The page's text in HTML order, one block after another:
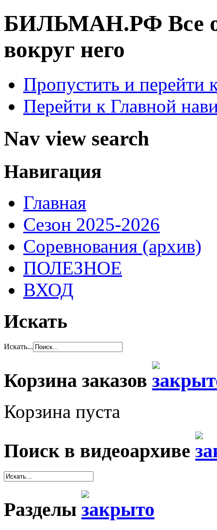
БИЛЬМАН.РФ Все
вокруг него
Пропустить и перейти
Перейти к Главной
Nav view search
Навигация
Главная
Сезон 2025-2026
Соревнования (архив)
ПОЛЕЗНОЕ
ВХОД
Искать
Искать...
Корзина заказов
Корзина пуста
Поиск в видеоархиве
Разделы